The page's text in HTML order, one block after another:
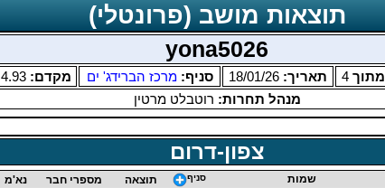
תוצאות מושב (פרונטלי)
yona5026
מתוך4 תאריך: 18/01/26 סניף:מרכז הברידג' ים מקדם:4.93
מנהל תחרות: רוטבלט מרטין
צפון-דרום
שמות סניף תוצאה מספרי חבר
נא'מ